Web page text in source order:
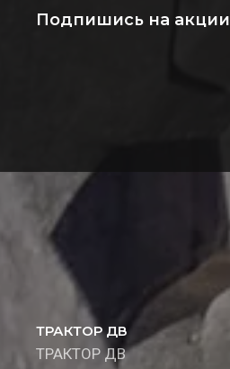
Подпишись на акции
ТРАКТОР ДВ
ТРАКТОР ДВ